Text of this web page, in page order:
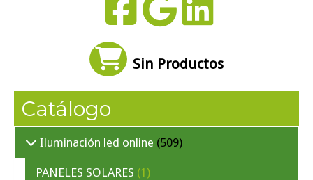
Sin Productos
Catálogo
Iluminación led online (509)
PANELES SOLARES (1)